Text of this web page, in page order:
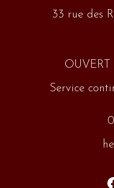
33 rue des
OUVERT
Service